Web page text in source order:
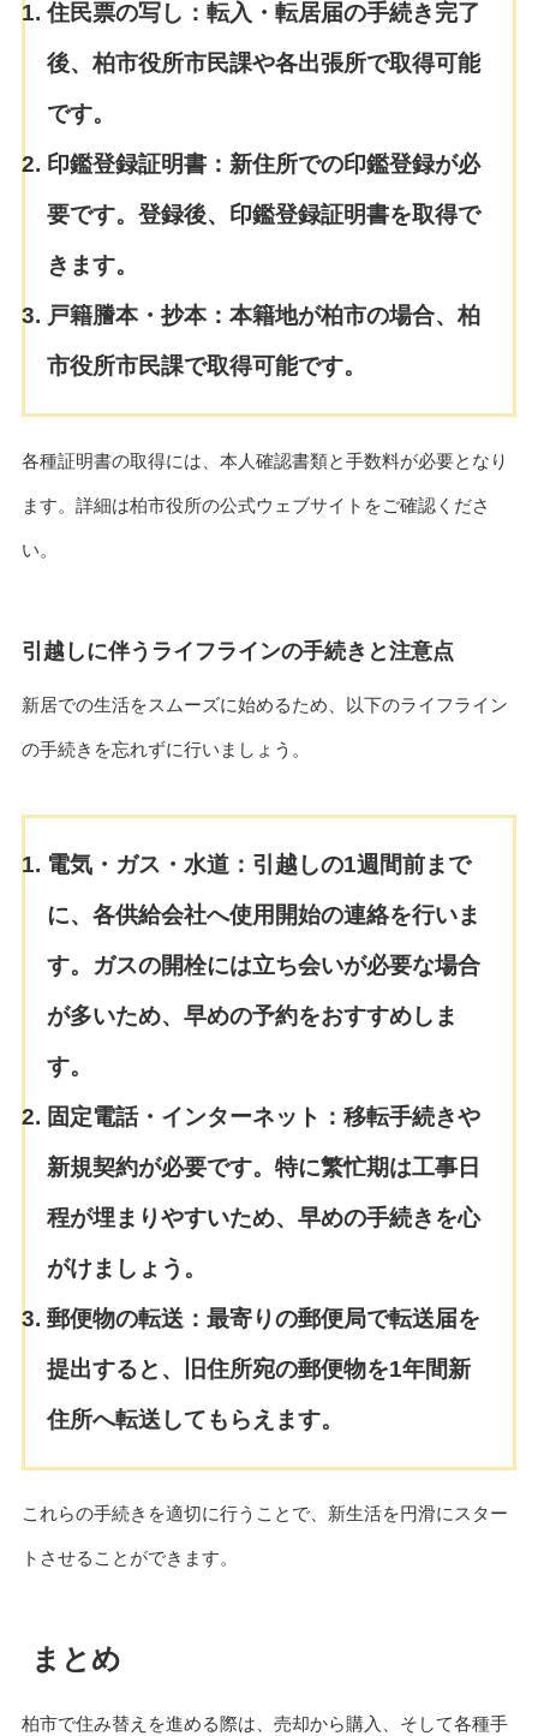
住民票の写し： 転入・転居届の手続き完了
後、柏市役所市民課や各出張所で取得可能
です。
印鑑登録証明書： 新住所での印鑑登録が必
要です。登録後、印鑑登録証明書を取得で
きます。
戸籍謄本・抄本： 本籍地が柏市の場合、柏
市役所市民課で取得可能です。
各種証明書の取得には、本人確認書類と手数料が必要となり
ます。詳細は柏市役所の公式ウェブサイトをご確認くださ
い。
引越しに伴うライフラインの手続きと注意点
新居での生活をスムーズに始めるため、以下のライフライン
の手続きを忘れずに行いましょう。
電気・ガス・水道： 引越しの1週間前まで
に、各供給会社へ使用開始の連絡を行いま
す。ガスの開栓には立ち会いが必要な場合
が多いため、早めの予約をおすすめしま
す。
固定電話・インターネット： 移転手続きや
新規契約が必要です。特に繁忙期は工事日
程が埋まりやすいため、早めの手続きを心
がけましょう。
郵便物の転送： 最寄りの郵便局で転送届を
提出すると、旧住所宛の郵便物を1年間新
住所へ転送してもらえます。
これらの手続きを適切に行うことで、新生活を円滑にスター
トさせることができます。
まとめ
柏市で住み替えを進める際は、売却から購入、そして各種手